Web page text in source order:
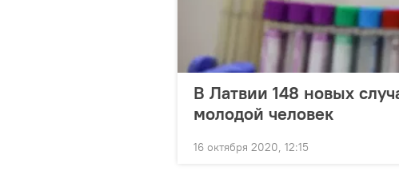
В Латвии 148 новых
молодой человек
16 октября 2020, 12:15